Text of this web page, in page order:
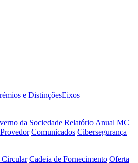
e DistinçõesEixos
da Sociedade Relatório Anual MC
Provedor Comunicados Cibersegurança
Circular Cadeia de Fornecimento Oferta